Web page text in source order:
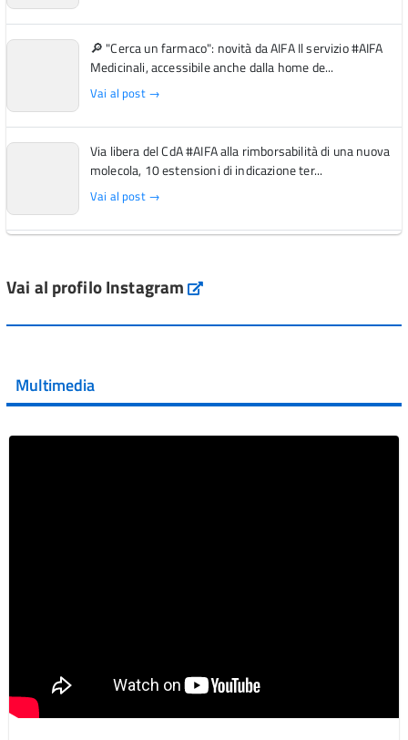
🔎 "Cerca un farmaco": novità da AIFA Il servizio #AIFA
Medicinali, accessibile anche dalla home de...
Vai al post →
Via libera del CdA #AIFA alla rimborsabilità di una nuova
molecola, 10 estensioni di indicazione ter...
Vai al post →
Vai al post →
Vai al post →
Vai al profilo Instagram Instagram
Multimedia